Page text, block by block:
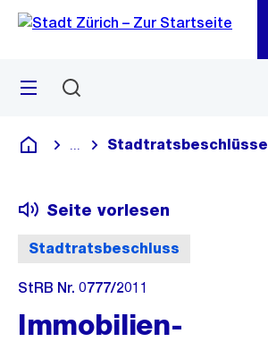
Navigation
Sprunglink
Menü
Deutsch
Blende alle Breadcrumbs ein
Stadtratsbeschlüsse
Stadtratsbeschluss
Seite vorlesen
StRB Nr. 0777/2011
Immobilien-